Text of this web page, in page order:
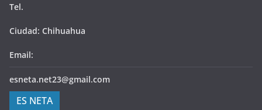
Tel.
Ciudad: Chihuahua
Email:
esneta.net23@gmail.com
ES NETA